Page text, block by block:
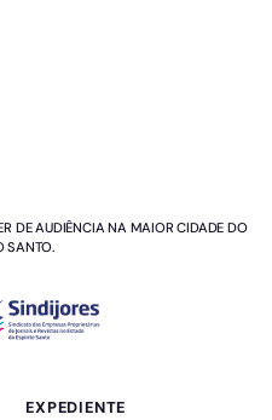
DE AUDIÊNCIA NA MAIOR CIDADE DO
SANTO.
EXPEDIENTE